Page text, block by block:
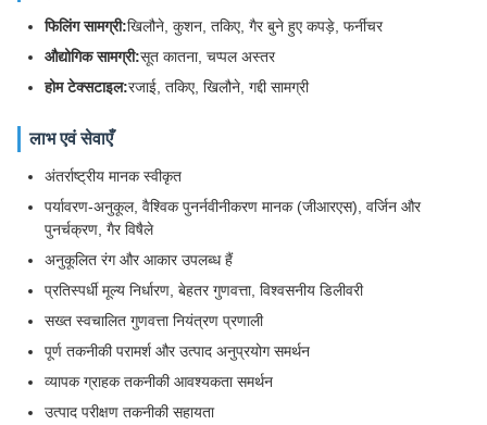
फिलिंग सामग्री:खिलौने, कुशन, तकिए, गैर बुने हुए कपड़े, फर्नीचर
औद्योगिक सामग्री:सूत कातना, चप्पल अस्तर
होम टेक्सटाइल:रजाई, तकिए, खिलौने, गद्दी सामग्री
लाभ एवं सेवाएँ
अंतर्राष्ट्रीय मानक स्वीकृत
पर्यावरण-अनुकूल, वैश्विक पुनर्नवीनीकरण मानक (जीआरएस), वर्जिन और
पुनर्चक्रण, गैर विषैले
अनुकूलित रंग और आकार उपलब्ध हैं
प्रतिस्पर्धी मूल्य निर्धारण, बेहतर गुणवत्ता, विश्वसनीय डिलीवरी
सख्त स्वचालित गुणवत्ता नियंत्रण प्रणाली
पूर्ण तकनीकी परामर्श और उत्पाद अनुप्रयोग समर्थन
व्यापक ग्राहक तकनीकी आवश्यकता समर्थन
उत्पाद परीक्षण तकनीकी सहायता